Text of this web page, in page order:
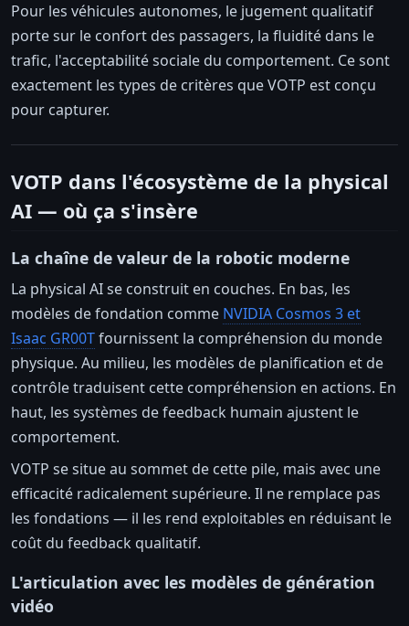
Pour les véhicules autonomes, le jugement qualitatif
porte sur le confort des passagers, la fluidité dans le
trafic, l'acceptabilité sociale du comportement. Ce sont
exactement les types de critères que VOTP est conçu
pour capturer.
VOTP dans l'écosystème de la physical
AI — où ça s'insère
La chaîne de valeur de la robotic moderne
La physical AI se construit en couches. En bas, les
modèles de fondation comme NVIDIA Cosmos 3 et
Isaac GR00Tfournissent la compréhension du monde
physique. Au milieu, les modèles de planification et de
contrôle traduisent cette compréhension en actions. En
haut, les systèmes de feedback humain ajustent le
comportement.
VOTP se situe au sommet de cette pile, mais avec une
efficacité radicalement supérieure. Il ne remplace pas
les fondations — il les rend exploitables en réduisant le
coût du feedback qualitatif.
L'articulation avec les modèles de génération
vidéo